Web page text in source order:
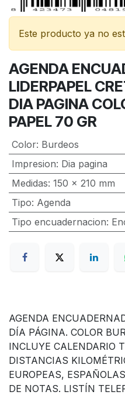
Este producto ya no
AGENDA
LIDERPAPEL
DIA PAGINA
PAPEL 70 GR
Color: Burdeos
Impresion: Dia pagina
Medidas: 150 x 210 mm
Tipo: Agenda
Tipo encuadernacion:
AGENDA
DÍA PÁGINA. COLOR
INCLUYE CALENDARIO
DISTANCIAS
EUROPEAS,
DE NOTAS. LISTÍN